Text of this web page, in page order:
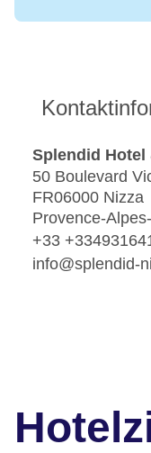
Splendid Hotel
50 Boulevard
FR06000 Nizza
Provence-
+33
info@splendid-